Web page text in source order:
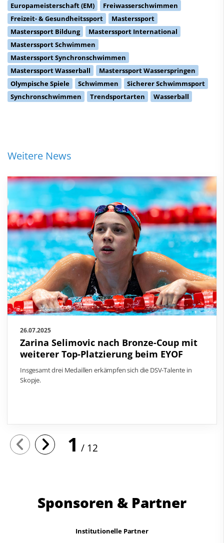
Europameisterschaft (EM)
Freiwasserschwimmen
Freizeit- & Gesundheitssport
Masterssport
Masterssport Bildung
Masterssport International
Masterssport Schwimmen
Masterssport Synchronschwimmen
Masterssport Wasserball
Masterssport Wasserspringen
Olympische Spiele
Schwimmen
Sicherer Schwimmsport
Synchronschwimmen
Trendsportarten Wasserball
Weitere News
26.07.2025
Zarina Selimovic nach Bronze-Coup mit
weiterer Top-Platzierung beim EYOF
Insgesamt drei Medaillen erkämpfen sich die DSV-Talente in
Skopje.
1 12
Sponsoren & Partner
Institutionelle Partner